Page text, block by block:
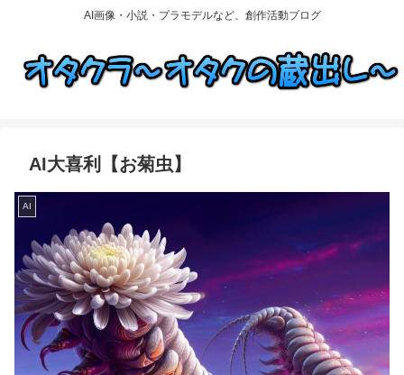
AI画像・小説・プラモデルなど、創作活動ブログ
AI大喜利【お菊虫】
AI